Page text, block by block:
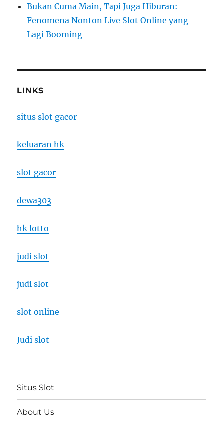
Bukan Cuma Main, Tapi Juga Hiburan:
Fenomena Nonton Live Slot Online yang
Lagi Booming
LINKS
situs slot gacor
keluaran hk
slot gacor
dewa303
hk lotto
judi slot
judi slot
slot online
Judi slot
Situs Slot
About Us